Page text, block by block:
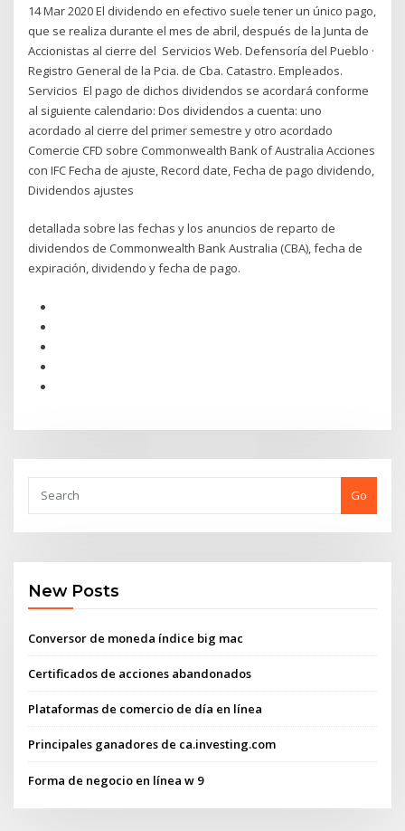
14 Mar 2020 El dividendo en efectivo suele tener un único pago,
que se realiza durante el mes de abril, después de la Junta de
Accionistas al cierre del Servicios Web. Defensoría del Pueblo ·
Registro General de la Pcia. de Cba. Catastro. Empleados.
Servicios El pago de dichos dividendos se acordará conforme
al siguiente calendario: Dos dividendos a cuenta: uno
acordado al cierre del primer semestre y otro acordado
Comercie CFD sobre Commonwealth Bank of Australia Acciones
con IFC Fecha de ajuste, Record date, Fecha de pago dividendo,
Dividendos ajustes
detallada sobre las fechas y los anuncios de reparto de
dividendos de Commonwealth Bank Australia (CBA), fecha de
expiración, dividendo y fecha de pago.
Go
New Posts
Conversor de moneda índice big mac
Certificados de acciones abandonados
Plataformas de comercio de día en línea
Principales ganadores de ca.investing.com
Forma de negocio en línea w 9